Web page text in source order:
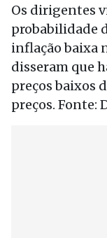
Os dirigentes
probabilidade
inflação baixa
disseram que
preços baixos
preços. Fonte: